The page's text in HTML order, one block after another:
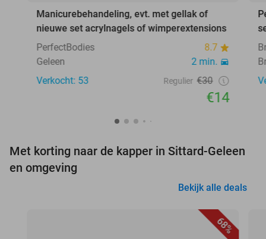
Manicurebehandeling, evt. met gellak of
nieuwe set acrylnagels of wimperextensions
PerfectBodies
8.7
Geleen
2 min.
Verkocht: 53
Regulier €30
€14
Met korting naar de kapper in Sittard-Geleen
en omgeving
Bekijk alle deals
68%